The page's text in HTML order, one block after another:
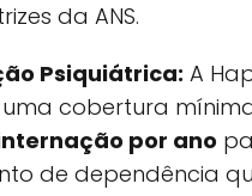
da ANS.
Psiquiátrica: A
cobertura
por ano
de dependência